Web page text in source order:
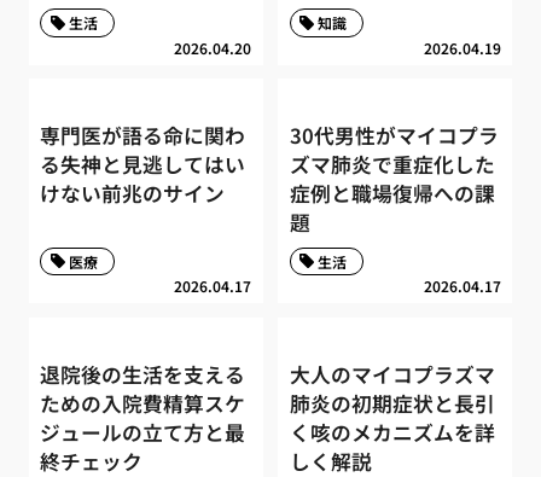
2026.04.20
生活
2026.04.19
知識
専門医が語る命に関わ
る失神と見逃してはい
けない前兆のサイン
2026.04.17
医療
30代男性がマイコプラ
ズマ肺炎で重症化した
症例と職場復帰への課
題
2026.04.17
生活
退院後の生活を支える
ための入院費精算スケ
ジュールの立て方と最
終チェック
大人のマイコプラズマ
肺炎の初期症状と長引
く咳のメカニズムを詳
しく解説